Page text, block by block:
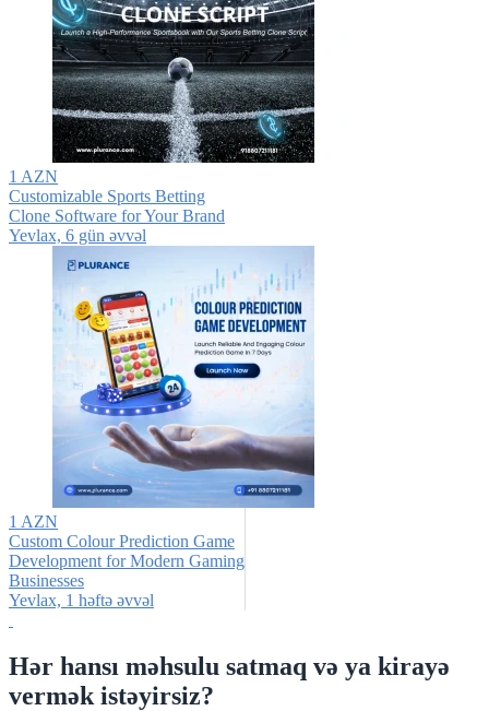
1 AZN
Customizable Sports Betting
Clone Software for Your Brand
Yevlax, 6 gün əvvəl
1 AZN
Custom Colour Prediction Game
Development for Modern Gaming
Businesses
Yevlax, 1 həftə əvvəl
Hər hansı məhsulu satmaq və ya kirayə
vermək istəyirsiz?